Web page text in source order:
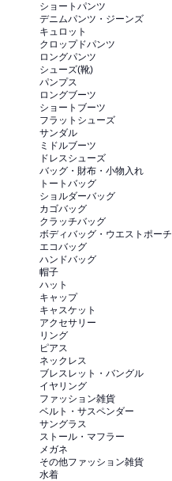
ショートパンツ
デニムパンツ・ジーンズ
キュロット
クロップドパンツ
ロングパンツ
シューズ(靴)
パンプス
ロングブーツ
ショートブーツ
フラットシューズ
サンダル
ミドルブーツ
ドレスシューズ
バッグ・財布・小物入れ
トートバッグ
ショルダーバッグ
カゴバッグ
クラッチバッグ
ボディバッグ・ウエストポーチ
エコバッグ
ハンドバッグ
帽子
ハット
キャップ
キャスケット
アクセサリー
リング
ピアス
ネックレス
ブレスレット・バングル
イヤリング
ファッション雑貨
ベルト・サスペンダー
サングラス
ストール・マフラー
メガネ
その他ファッション雑貨
水着